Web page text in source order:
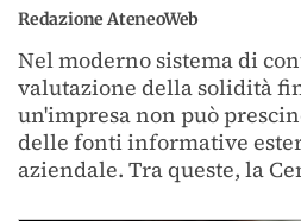
Redazione AteneoWeb
Nel moderno sistema di
valutazione della solidità
un'impresa non può
delle fonti informative
aziendale. Tra queste, la